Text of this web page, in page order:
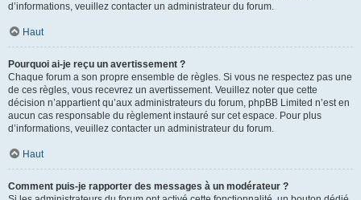
d’informations, veuillez contacter un administrateur du forum.
Haut
Pourquoi ai-je reçu un avertissement ?
Chaque forum a son propre ensemble de règles. Si vous ne respectez pas une
de ces règles, vous recevrez un avertissement. Veuillez noter que cette
décision n’appartient qu’aux administrateurs du forum, phpBB Limited n’est en
aucun cas responsable du règlement instauré sur cet espace. Pour plus
d’informations, veuillez contacter un administrateur du forum.
Haut
Comment puis-je rapporter des messages à un modérateur ?